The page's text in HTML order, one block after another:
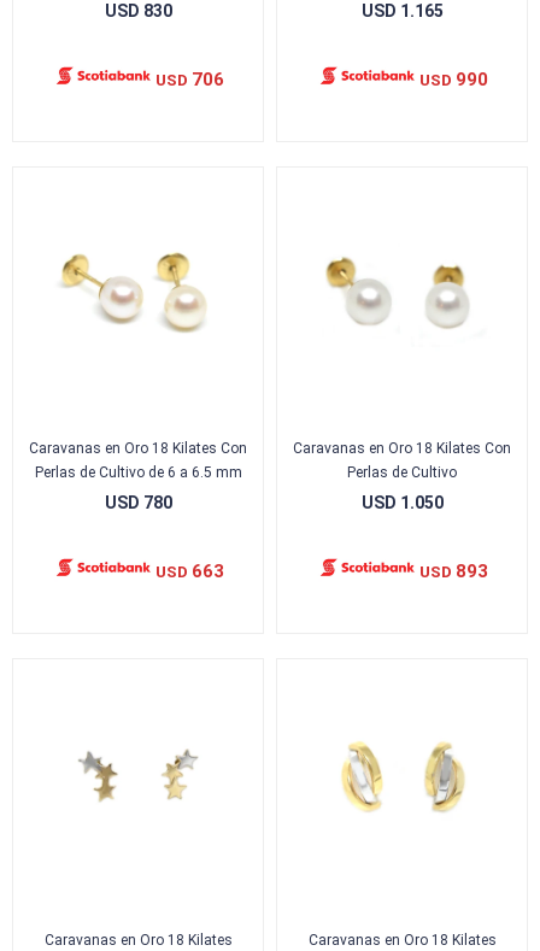
USD 830
USD 706
USD 1.165
USD 990
Caravanas en Oro 18 Kilates Con
Perlas de Cultivo de 6 a 6.5 mm
USD 780
USD 663
Caravanas en Oro 18 Kilates Con
Perlas de Cultivo
USD 1.050
USD 893
Caravanas en Oro 18 Kilates Caravanas en Oro 18 Kilates